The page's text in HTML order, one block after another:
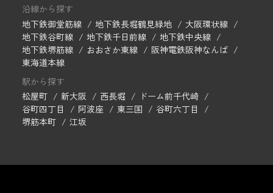
沿線から探す
地下鉄御堂筋線
地下鉄長堀鶴見緑地
大阪環状線
地下鉄谷町線
地下鉄千日前線
地下鉄中央線
地下鉄堺筋線
おおさか東線
阪神電鉄阪神なんば
東海道本線
駅から探す
松屋町
新大阪 西長堀
ドーム前千代崎
谷町四丁目
阿波座 東三国
谷町六丁目
堺筋本町
江坂